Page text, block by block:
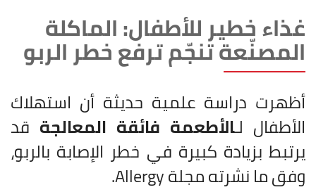
غذاء خطير للأطفال: الماكلة
المصنّعة تنجّم ترفع خطر الربو
أظهرت دراسة علمية حديثة أن استهلاك
الأطفال لـالأطعمة فائقة المعالجة قد
يرتبط بزيادة كبيرة في خطر الإصابة بالربو،
وفق ما نشرته مجلة Allergy.